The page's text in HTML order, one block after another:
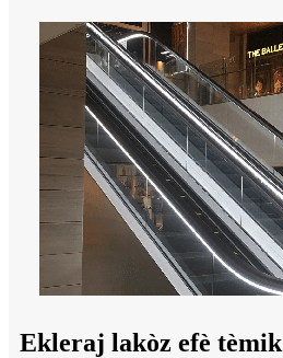
Ekleraj lakòz efè tèmik